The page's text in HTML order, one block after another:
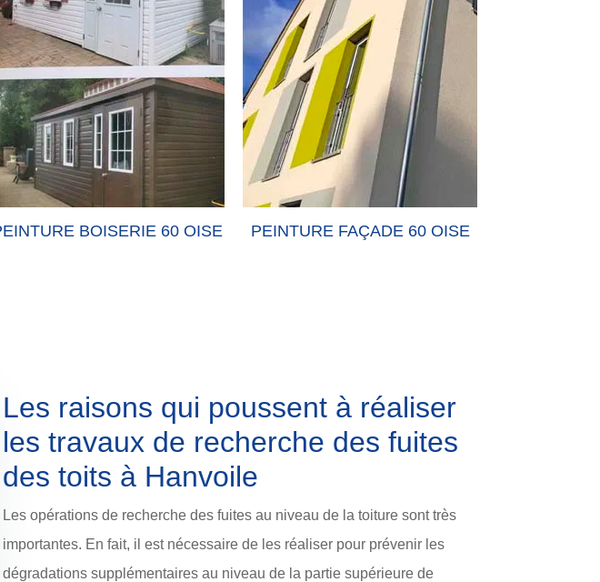
BOISERIE 60 OISE PEINTURE FAÇADE 60 OISE
Les raisons qui poussent à réaliser
les travaux de recherche des fuites
des toits à Hanvoile
Les opérations de recherche des fuites au niveau de la toiture sont très
importantes. En fait, il est nécessaire de les réaliser pour prévenir les
dégradations supplémentaires au niveau de la partie supérieure de